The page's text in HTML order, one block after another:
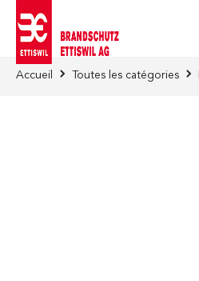
Accueil Toutes les catégories